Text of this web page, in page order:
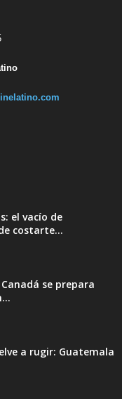
el vacío de
costarte...
se prepara
a rugir: Guatemala